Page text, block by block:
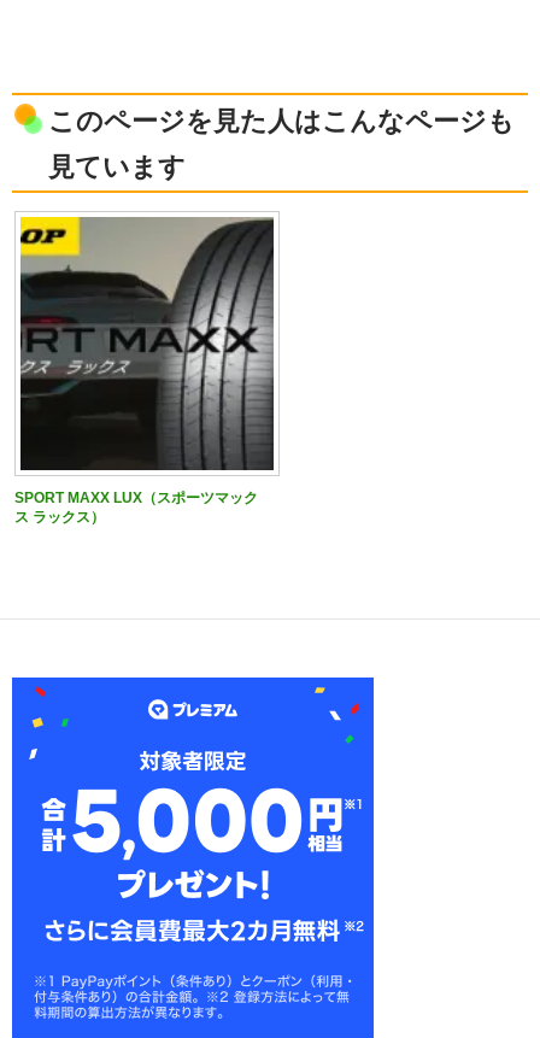
このページを見た人はこんなページも
見ています
SPORT MAXX LUX（スポーツマック
ス ラックス）